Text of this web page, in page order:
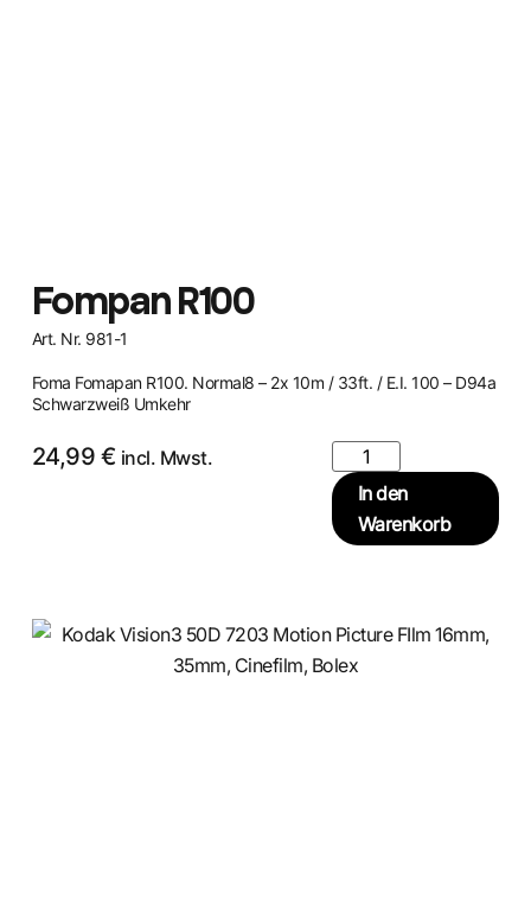
Fompan R100
Art. Nr. 981-1
Foma Fomapan R100. Normal8 – 2x 10m / 33ft. / E.I. 100 – D94a
Schwarzweiß Umkehr
24,99 € incl. Mwst.
In den
Warenkorb